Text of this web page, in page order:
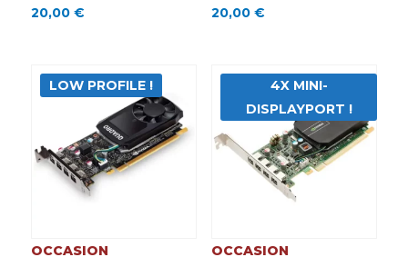
20,00 € 20,00 €
LOW PROFILE !
OCCASION
4X MINI-
DISPLAYPORT !
OCCASION